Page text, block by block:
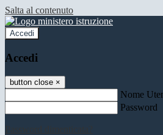
Salta al contenuto
Accedi
Accedi
button close ×
Nome
Password